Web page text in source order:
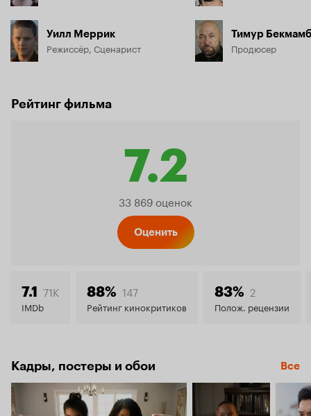
Уилл Меррик
Режиссёр, Сценарист
Тимур
Продюсер
Рейтинг фильма
7.2
Рейтинг
7.2
33 869 оценок
Оценить
7.1 71K
IMDb
88% 147
Рейтинг кинокритиков
83% 2
Полож. рецензии
Кадры, постеры и обои Все